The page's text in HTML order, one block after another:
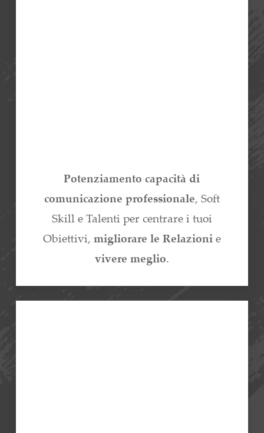
Potenziamento capacità di
comunicazione professionale, Soft
Skill e Talenti per centrare i tuoi
Obiettivi, migliorare le Relazionie
vivere meglio.